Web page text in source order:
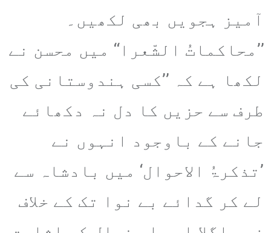
آمیز ہجویں بھی لکھیں۔
’’محاکماتُ الشّعرا‘‘ میں محسن نے
لکھا ہے کہ ’’کسی ہندوستانی کی
طرف سے حزیں کا دل نہ دکھائے
جانے کے باوجود انہوں نے
’تذکرۃُ الاحوال‘ میں بادشاہ سے
لے کر گدائے بے نوا تک کے خلاف